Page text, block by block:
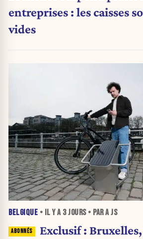
entreprises : les caisses
vides
BELGIQUE • IL Y A 3 JOURS• PAR A JS
Exclusif :